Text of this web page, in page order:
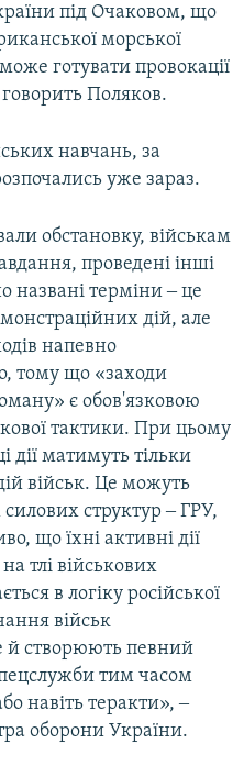
під Очаковом, що
морської
готувати провокації
Поляков.
навчань, за
уже зараз.
обстановку, військам
проведені інші
названі терміни ‒ це
дій, але
напевно
тому що «заходи
є обов'язковою
тактики. При цьому
дії матимуть тільки
військ. Це можуть
структур ‒ ГРУ,
що їхні активні дії
тлі військових
в логіку російської
військ
й створюють певний
тим часом
навіть теракти», ‒
оборони України.